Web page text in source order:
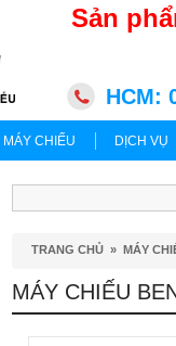
Sản
HCM:
MÁY CHIẾU DỊCH VỤ
TRANG CHỦ » MÁY
MÁY CHIẾU